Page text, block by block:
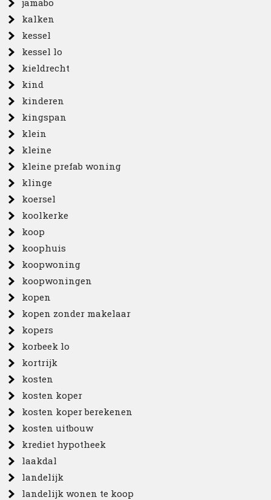
jamabo
kalken
kessel
kessel lo
kieldrecht
kind
kinderen
kingspan
klein
kleine
kleine prefab woning
klinge
koersel
koolkerke
koop
koophuis
koopwoning
koopwoningen
kopen
kopen zonder makelaar
kopers
korbeek lo
kortrijk
kosten
kosten koper
kosten koper berekenen
kosten uitbouw
krediet hypotheek
laakdal
landelijk
landelijk wonen te koop